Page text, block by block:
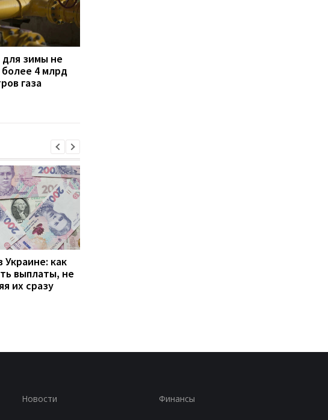
для зимы не
более 4 млрд
газа
Украине: как
выплаты, не
их сразу
Новости Финансы